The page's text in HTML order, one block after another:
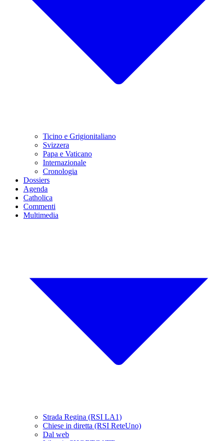
Ticino e Grigionitaliano
Svizzera
Papa e Vaticano
Internazionale
Cronologia
Dossiers
Agenda
Catholica
Commenti
Multimedia
Strada Regina (RSI LA1)
Chiese in diretta (RSI ReteUno)
Dal web